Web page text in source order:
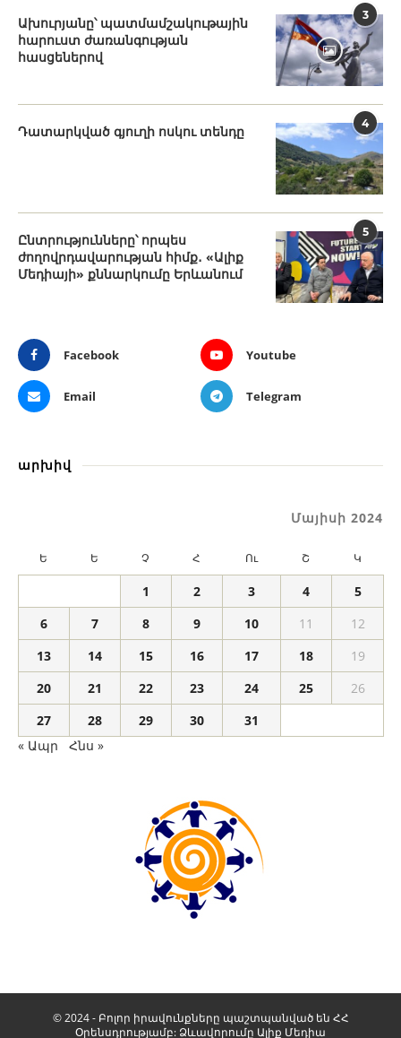
3
Ախուրյանը՝ պատմամշակութային
հարուստ ժառանգության
հասցեներով
4
Դատարկված գյուղի ոսկու տենդը
5
Ընտրությունները՝ որպես
ժողովրդավարության հիմք․ «Ալիք
Մեդիայի» քննարկումը Երևանում
Facebook Youtube
Email Telegram
արխիվ
Մայիսի 2024
Ե Ե Չ Հ Ու Շ Կ
1 2 3 4
5
6
7 8 9 10 11
12
13
14 15 16 17 18
19
20
21 22 23 24 25
26
27
28 29 30
31
« Ապր
Հնս »
© 2024 - Բոլոր իրավունքները պաշտպանված են ՀՀ
Օրենսդրությամբ: Ձևավորումը Ալիք Մեդիա